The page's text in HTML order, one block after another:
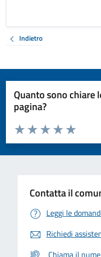
Indietro
Quanto sono chiare
pagina?
Valuta da 1 a 5 stelle la pagina
Valuta 5
Valuta 4
Valuta 3 stelle su
Valuta 2 stelle su 5
Valuta 1 stelle su 5
Contatta il
Leggi le
Richiedi
Chiama il